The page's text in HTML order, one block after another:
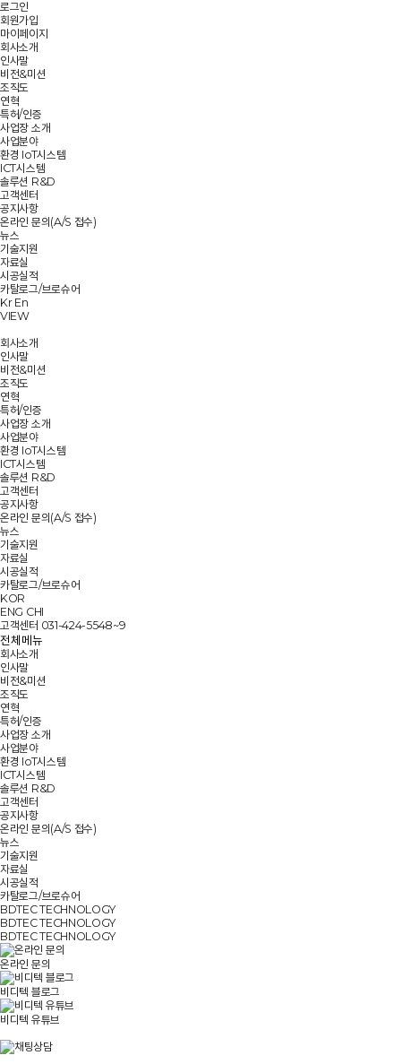
로그인
회원가입
마이페이지
회사소개
인사말
비전&미션
조직도
연혁
특허/인증
사업장 소개
사업분야
환경 IoT시스템
ICT시스템
솔루션 R&D
고객센터
공지사항
온라인 문의(A/S 접수)
뉴스
기술지원
자료실
시공실적
카탈로그/브로슈어
Kr En
VIEW
회사소개
인사말
비전&미션
조직도
연혁
특허/인증
사업장 소개
사업분야
환경 IoT시스템
ICT시스템
솔루션 R&D
고객센터
공지사항
온라인 문의(A/S 접수)
뉴스
기술지원
자료실
시공실적
카탈로그/브로슈어
KOR
ENG CHI
고객센터 031-424-5548~9
전체메뉴
회사소개
인사말
비전&미션
조직도
연혁
특허/인증
사업장 소개
사업분야
환경 IoT시스템
ICT시스템
솔루션 R&D
고객센터
공지사항
온라인 문의(A/S 접수)
뉴스
기술지원
자료실
시공실적
카탈로그/브로슈어
BDTEC TECHNOLOGY
BDTEC TECHNOLOGY
BDTEC TECHNOLOGY
온라인 문의
비디텍 블로그
비디텍 유튜브